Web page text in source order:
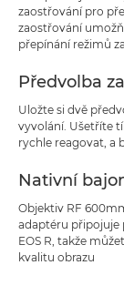
zaostřování pro
zaostřování
přepínání režimů
Předvolba
Uložte si dvě
vyvolání. Ušetříte
rychle reagovat, a
Nativní
Objektiv RF
adaptéru připojuje
EOS R, takže
kvalitu obrazu